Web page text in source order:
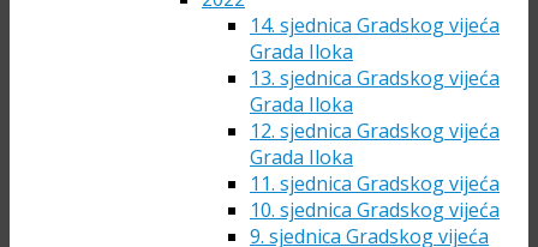
14. sjednica Gradskog vijeća
Grada Iloka
13. sjednica Gradskog vijeća
Grada Iloka
12. sjednica Gradskog vijeća
Grada Iloka
11. sjednica Gradskog vijeća
10. sjednica Gradskog vijeća
9. sjednica Gradskog vijeća